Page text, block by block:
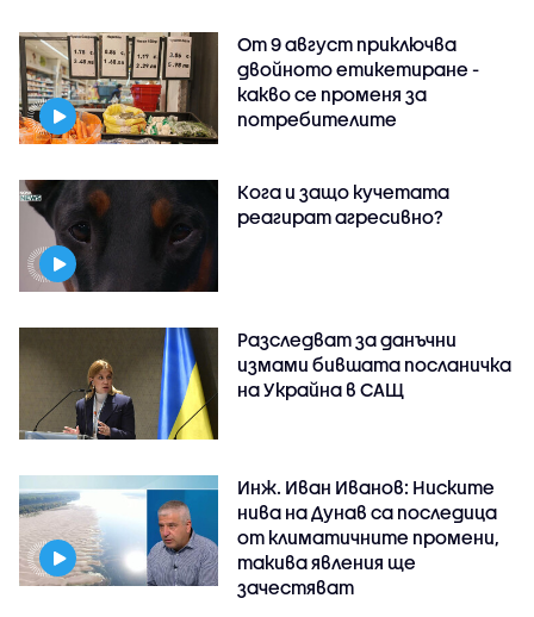
От 9 август приключва
двойното етикетиране -
какво се променя за
потребителите
Кога и защо кучетата
реагират агресивно?
Разследват за данъчни
измами бившата посланичка
на Украйна в САЩ
Инж. Иван Иванов: Ниските
нива на Дунав са последица
от климатичните промени,
такива явления ще
зачестяват